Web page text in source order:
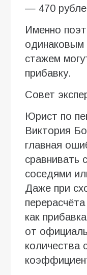
— 470
Именно
одинаковым
стажем
прибавку.
Совет
Юрист по
Виктория
главная
сравнивать
соседями
Даже при
как
от
количества